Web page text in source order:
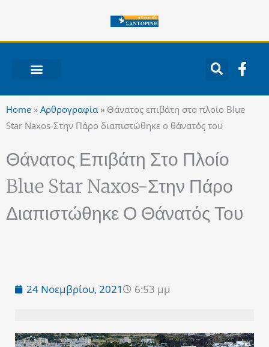
περιεχόμενο
F
a
e
b
Home » Αρθρογραφία » Θάνατος επιβάτη στο πλοίο Blue
Star Naxos-Στην Πάρο διαπιστώθηκε ο θάνατός του
Θάνατος Επιβάτη Στο Πλοίο
Blue Star Naxos-Στην Πάρο
Διαπιστώθηκε Ο Θάνατός Του
24 Νοεμβρίου, 2021 6:53 μμ